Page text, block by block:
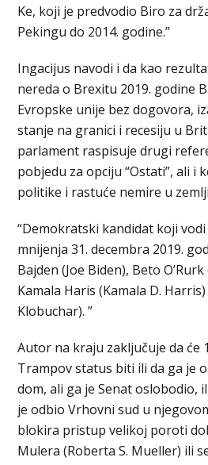
Ke, koji je predvodio Biro za
Pekingu do 2014. godine.”
Ingacijus navodi i da kao
nereda o Brexitu 2019. godine
Evropske unije bez dogovora,
stanje na granici i recesiju u
parlament raspisuje drugi
pobjedu za opciju “Ostati”, ali i
politike i rastuće nemire u
“Demokratski kandidat koji
mnijenja 31. decembra 2019.
Bajden (Joe Biden), Beto
Kamala Haris (Kamala D.
Klobuchar). ”
Autor na kraju zaključuje da će
Trampov status biti ili da ga je
dom, ali ga je Senat oslobodio,
je odbio Vrhovni sud u
blokira pristup velikoj poroti
Mulera (Roberta S. Mueller) ili